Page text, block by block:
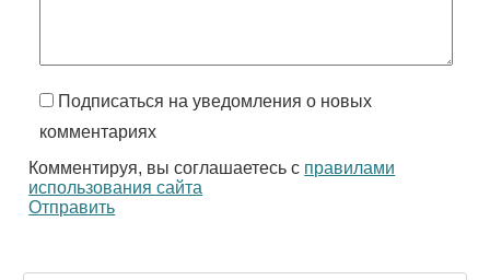
Подписаться на уведомления о новых
комментариях
Комментируя, вы соглашаетесь с правилами
использования сайта
Отправить